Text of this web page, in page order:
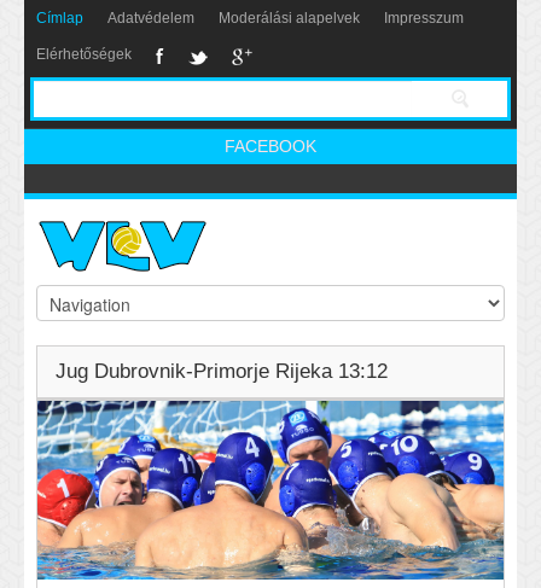
Címlap Adatvédelem Moderálási alapelvek Impresszum
Elérhetőségek
FACEBOOK
Jug Dubrovnik-Primorje Rijeka 13:12